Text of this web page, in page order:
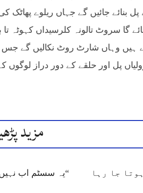
بنائے جائیں گے جہاں ریلوے
گا سروٹ تالونہ کلرسیداں کہوٹہ تا
ہیں وہاں شارٹ روٹ نکالیں گے
پل اور حلقے کے دور دراز لوگوں
مزید
جا رہا
“یہ سسٹم اب